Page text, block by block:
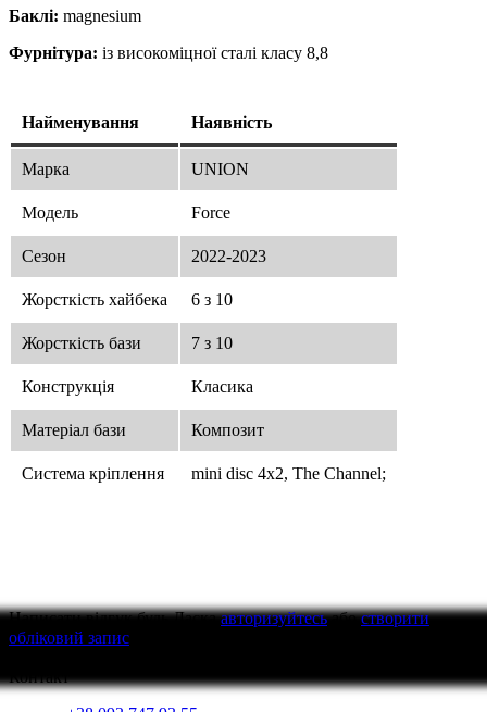
Баклі: magnesium
Фурнітура: із високоміцної сталі класу 8,8
Найменування Наявність
Марка UNION
Модель Force
Сезон 2022-2023
Жорсткість хайбека 6 з 10
Жорсткість бази 7 з 10
Конструкція Класика
Матеріал бази Композит
Система кріплення mini disc 4х2, The Channel;
Написати відгукбудь Ласкаавторизуйтесьабостворити
обліковий запис
Контакт